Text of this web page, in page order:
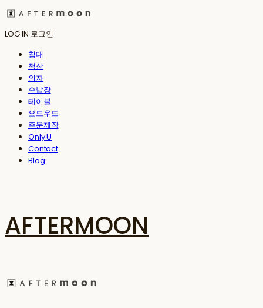
LOG IN 로그인
침대
책상
의자
수납장
테이블
오드우드
주문제작
Only U
Contact
Blog
AFTERMOON